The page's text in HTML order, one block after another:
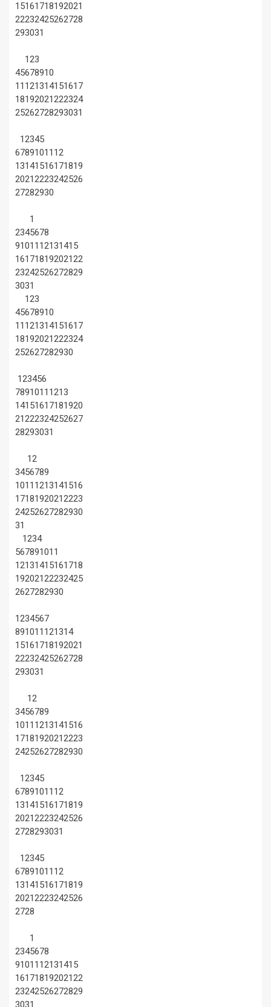
15161718192021
22232425262728
293031
123
45678910
11 121314151617
18192021222324
25262728293031
12345
67891011 12
13141516171819
20212223242526
27282930
1
2345678
91011 12131415
16171819202122
23242526272829
3031
123
45678910
11 121314151617
18192021222324
252627282930
123456
7891011 1213
14151617181920
21222324252627
28293031
12
3456789
1011 1213141516
17181920212223
24252627282930
31
1234
567891011
12131415161718
19202122232425
2627282930
1234567
891011 121314
15161718192021
22232425262728
293031
12
3456789
1011 1213141516
17181920212223
24252627282930
12345
67891011 12
13141516171819
20212223242526
2728293031
12345
67891011 12
13141516171819
20212223242526
2728
1
2345678
91011 12131415
16171819202122
23242526272829
3031